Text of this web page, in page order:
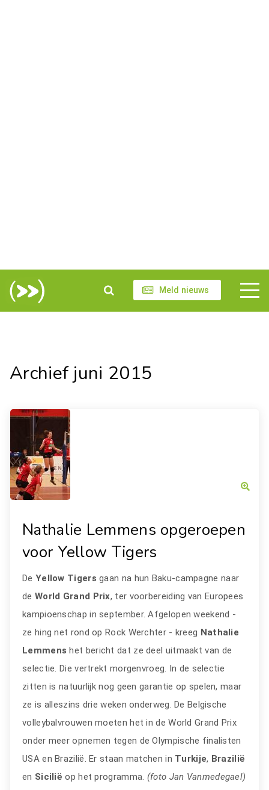
Meld nieuws
Archief juni 2015
Nathalie Lemmens opgeroepen
voor Yellow Tigers
De Yellow Tigersgaan na hun Baku-campagne naar
de World Grand Prix, ter voorbereiding van Europees
kampioenschap in september. Afgelopen weekend -
ze hing net rond op Rock Werchter - kreeg Nathalie
Lemmens het bericht dat ze deel uitmaakt van de
selectie. Die vertrekt morgenvroeg. In de selectie
zitten is natuurlijk nog geen garantie op spelen, maar
ze is alleszins drie weken onderweg. De Belgische
volleybalvrouwen moeten het in de World Grand Prix
onder meer opnemen tegen de Olympische finalisten
USA en Brazilië. Er staan matchen in Turkije, Brazilië
en Sicilië op het programma. (foto Jan Vanmedegael)